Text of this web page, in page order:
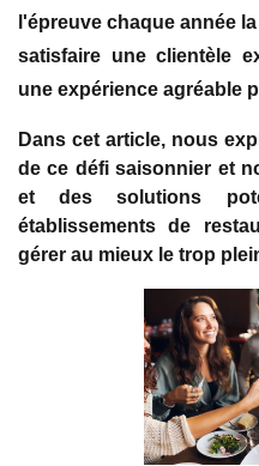
l'épreuve chaque année
satisfaire une clientèle
une expérience agréable
Dans cet article, nous
de ce défi saisonnier et
et des solutions
établissements de
gérer au mieux le trop